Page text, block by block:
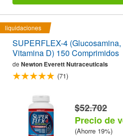
liquidaciones
SUPERFLEX-4
Vitamina D) 150 Comprimidos
de Newton Everett Nutraceuticals
(71)
$52.702
Precio de
(Ahorre 19%)